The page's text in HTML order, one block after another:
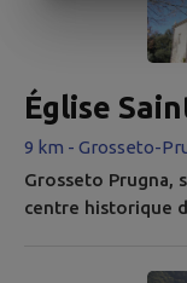
Église
9 km - Grosseto-
Grosseto Prugna,
centre historique